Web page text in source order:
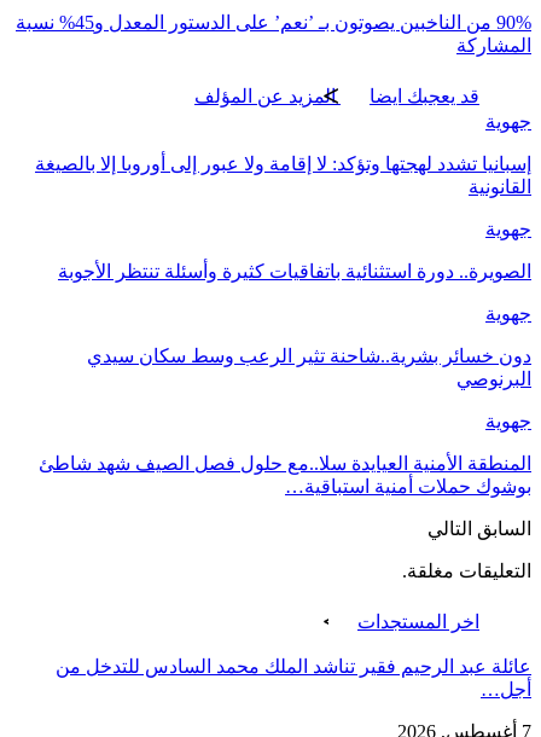
90% من الناخبين يصوتون بـ ’نعم’ على الدستور المعدل و45% نسبة
المشاركة
قد يعجبك ايضا
المزيد عن المؤلف
جهوية
إسبانيا تشدد لهجتها وتؤكد: لا إقامة ولا عبور إلى أوروبا إلا بالصيغة
القانونية
جهوية
الصويرة.. دورة استثنائية باتفاقيات كثيرة وأسئلة تنتظر الأجوبة
جهوية
دون خسائر بشرية..شاحنة تثير الرعب وسط سكان سيدي
البرنوصي
جهوية
‏المنطقة الأمنية العيايدة سلا..مع حلول فصل الصيف شهد شاطئ
بوشوك حملات أمنية استباقية…
السابق التالي
التعليقات مغلقة.
اخر المستجدات
عائلة عبد الرحيم فقير تناشد الملك محمد السادس للتدخل من
أجل…
7 أغسطس, 2026